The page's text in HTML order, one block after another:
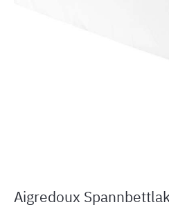
Aigredoux